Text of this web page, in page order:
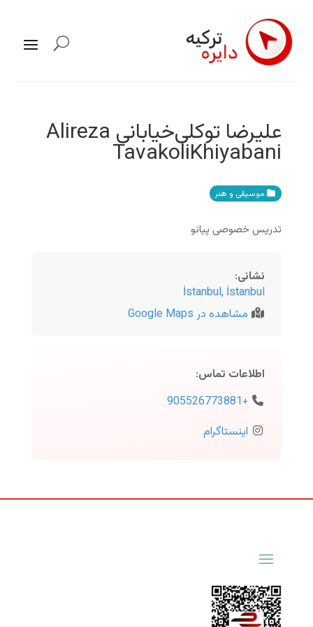
علیرضا توکلی‌خیابانی Alireza
TavakoliKhiyabani
موسیقی و هنر
تدریس خصوصی پیانو
نشانی:
İstanbul, İstanbul
مشاهده در Google Maps
اطلاعات تماس:
+905526773881
اینستاگرام